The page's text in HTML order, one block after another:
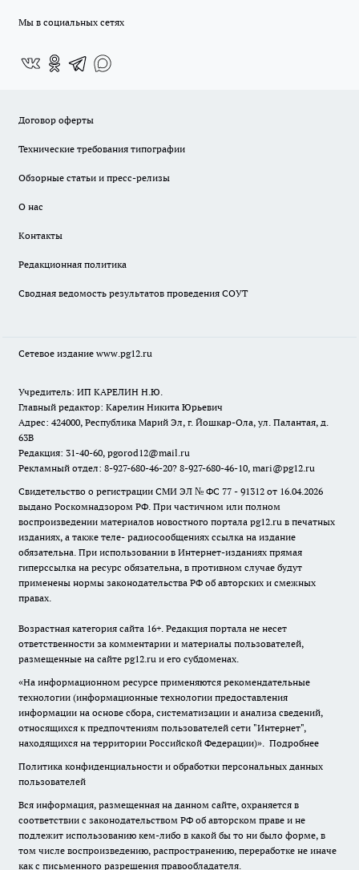
Мы в социальных сетях
Договор оферты
Технические требования типографии
Обзорные статьи и пресс-релизы
О нас
Контакты
Редакционная политика
Сводная ведомость результатов проведения СОУТ
Сетевое издание www.pg12.ru
Учредитель: ИП КАРЕЛИН Н.Ю.
Главный редактор: Карелин Никита Юрьевич
Адрес: 424000, Республика Марий Эл, г. Йошкар-Ола, ул. Палантая, д.
63В
Редакция: 31-40-60, pgorod12@mail.ru
Рекламный отдел: 8-927-680-46-20? 8-927-680-46-10, mari@pg12.ru
Свидетельство о регистрации СМИ ЭЛ № ФС 77 - 91312 от 16.04.2026
выдано Роскомнадзором РФ. При частичном или полном
воспроизведении материалов новостного портала pg12.ru в печатных
изданиях, а также теле- радиосообщениях ссылка на издание
обязательна. При использовании в Интернет-изданиях прямая
гиперссылка на ресурс обязательна, в противном случае будут
применены нормы законодательства РФ об авторских и смежных
правах.
Возрастная категория сайта 16+. Редакция портала не несет
ответственности за комментарии и материалы пользователей,
размещенные на сайте pg12.ru и его субдоменах.
«На информационном ресурсе применяются рекомендательные
технологии (информационные технологии предоставления
информации на основе сбора, систематизации и анализа сведений,
относящихся к предпочтениям пользователей сети "Интернет",
находящихся на территории Российской Федерации)». Подробнее
Политика конфиденциальности и обработки персональных данных
пользователей
Вся информация, размещенная на данном сайте, охраняется в
соответствии с законодательством РФ об авторском праве и не
подлежит использованию кем-либо в какой бы то ни было форме, в
том числе воспроизведению, распространению, переработке не иначе
как с письменного разрешения правообладателя.